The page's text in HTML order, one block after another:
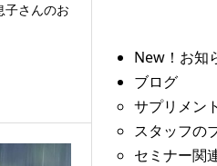
さんのお
New！お知
ブログ
サプリメント
スタッフの
セミナー関